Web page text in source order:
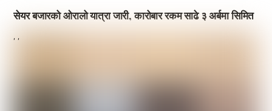
सेयर बजारको ओरालो यात्रा जारी, कारोबार रकम साढे ३ अर्बमा सिमित